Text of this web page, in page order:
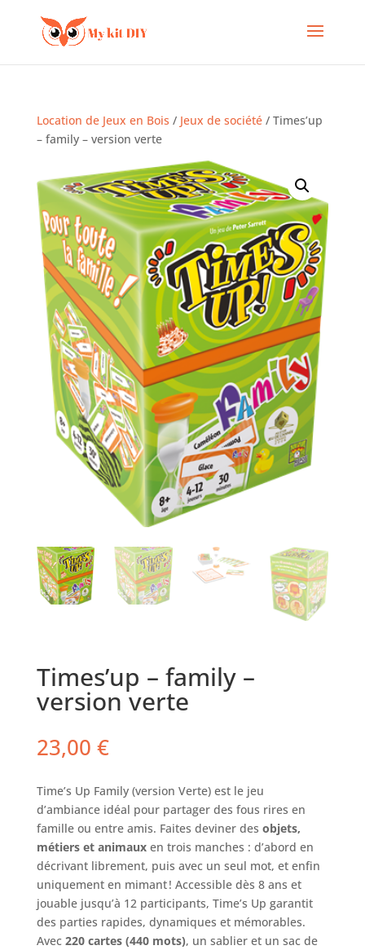
Location de Jeux en Bois / Jeux de société/ Times’up
– family – version verte
Times’up – family –
version verte
23,00 €
Time’s Up Family (version Verte) est le jeu
d’ambiance idéal pour partager des fous rires en
famille ou entre amis. Faites deviner des objets,
métiers et animauxen trois manches : d’abord en
décrivant librement, puis avec un seul mot, et enfin
uniquement en mimant ! Accessible dès 8 ans et
jouable jusqu’à 12 participants, Time’s Up garantit
des parties rapides, dynamiques et mémorables.
Avec 220 cartes (440 mots), un sablier et un sac de